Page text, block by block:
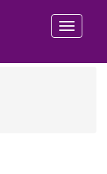
Toggle